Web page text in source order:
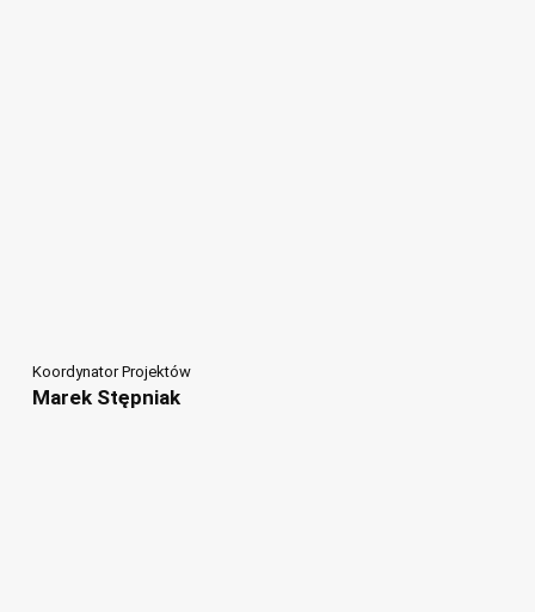
Koordynator Projektów
Marek Stępniak